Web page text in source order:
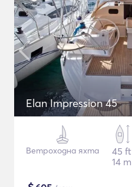
Elan Impression 45
Ветроходна яхта
45 ft
14 m